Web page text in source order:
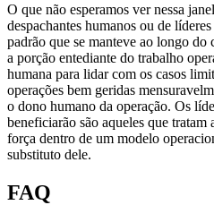
O que não esperamos ver nessa
despachantes humanos ou de
padrão que se manteve ao longo
a porção entediante do trabalho
humana para lidar com os casos
operações bem geridas
o dono humano da operação. Os
beneficiarão são aqueles que
força dentro de um modelo
substituto dele.
FAQ